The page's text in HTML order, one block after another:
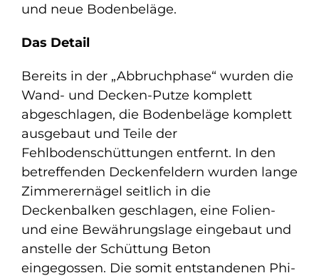
und neue Bodenbeläge.
Das Detail
Bereits in der „Abbruchphase“ wurden die
Wand- und Decken-Putze komplett
abgeschlagen, die Bodenbeläge komplett
ausgebaut und Teile der
Fehlbodenschüttungen entfernt. In den
betreffenden Deckenfeldern wurden lange
Zimmerernägel seitlich in die
Deckenbalken geschlagen, eine Folien-
und eine Bewährungslage eingebaut und
anstelle der Schüttung Beton
eingegossen. Die somit entstandenen Phi-